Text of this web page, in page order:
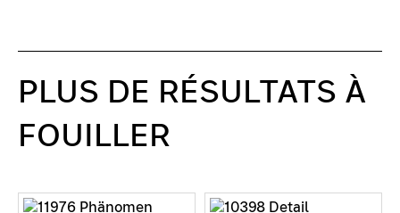
PLUS DE RÉSULTATS À
FOUILLER